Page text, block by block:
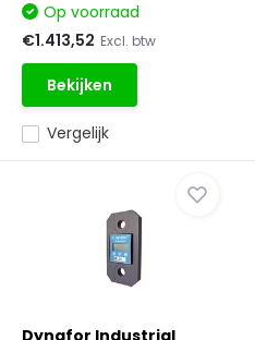
Vergelijk
Op voorraad
€1.413,52 Excl. btw
Bekijken
Dynafor Industrial